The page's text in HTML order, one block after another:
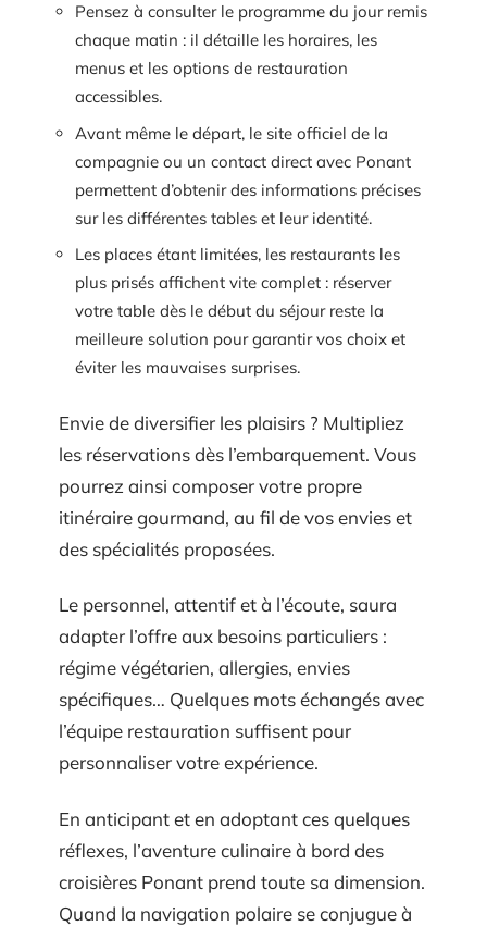
Pensez à consulter le programme du jour remis
chaque matin : il détaille les horaires, les
menus et les options de restauration
accessibles.
Avant même le départ, le site officiel de la
compagnie ou un contact direct avec Ponant
permettent d’obtenir des informations précises
sur les différentes tables et leur identité.
Les places étant limitées, les restaurants les
plus prisés affichent vite complet : réserver
votre table dès le début du séjour reste la
meilleure solution pour garantir vos choix et
éviter les mauvaises surprises.
Envie de diversifier les plaisirs ? Multipliez
les réservations dès l’embarquement. Vous
pourrez ainsi composer votre propre
itinéraire gourmand, au fil de vos envies et
des spécialités proposées.
Le personnel, attentif et à l’écoute, saura
adapter l’offre aux besoins particuliers :
régime végétarien, allergies, envies
spécifiques… Quelques mots échangés avec
l’équipe restauration suffisent pour
personnaliser votre expérience.
En anticipant et en adoptant ces quelques
réflexes, l’aventure culinaire à bord des
croisières Ponant prend toute sa dimension.
Quand la navigation polaire se conjugue à